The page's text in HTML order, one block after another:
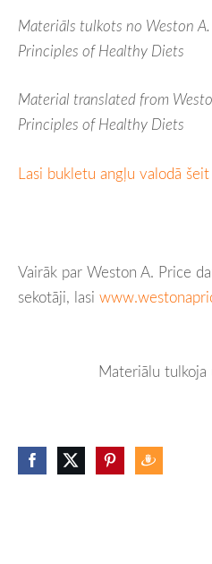
Materiāls tulkots no Weston
Principles of Healthy Diets
Material translated from
Principles of Healthy Diets
Lasi bukletu angļu valodā šeit
Vairāk par Weston A. Price
sekotāji, lasi
Materiālu tulkoja